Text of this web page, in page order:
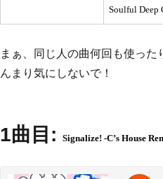
Soulful Deep
まぁ、同じ人の曲何回も使っ
んまり気にしないで！
1曲目: Signalize! -C’s House